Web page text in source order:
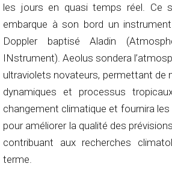
les jours en quasi temps réel. Ce
embarque à son bord un
Doppler baptisé Aladin
INstrument). Aeolus sondera
ultraviolets novateurs, permettant de
dynamiques et processus
changement climatique et fournira
pour améliorer la qualité des
contribuant aux recherches
terme.